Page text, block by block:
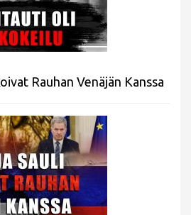
Rauhan Venäjän Kanssa